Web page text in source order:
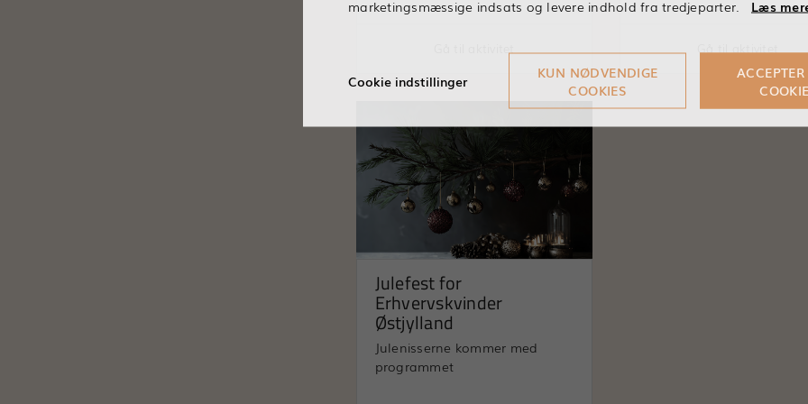
Gå til aktivitet Gå til aktivitet
Julefest for
Erhvervskvinder
Østjylland
Julenisserne kommer med
programmet
marketingsmæssige indsats og levere indhold fra tredjeparter. Læs
Cookie indstillinger
KUN NØDVENDIGE
COOKIES